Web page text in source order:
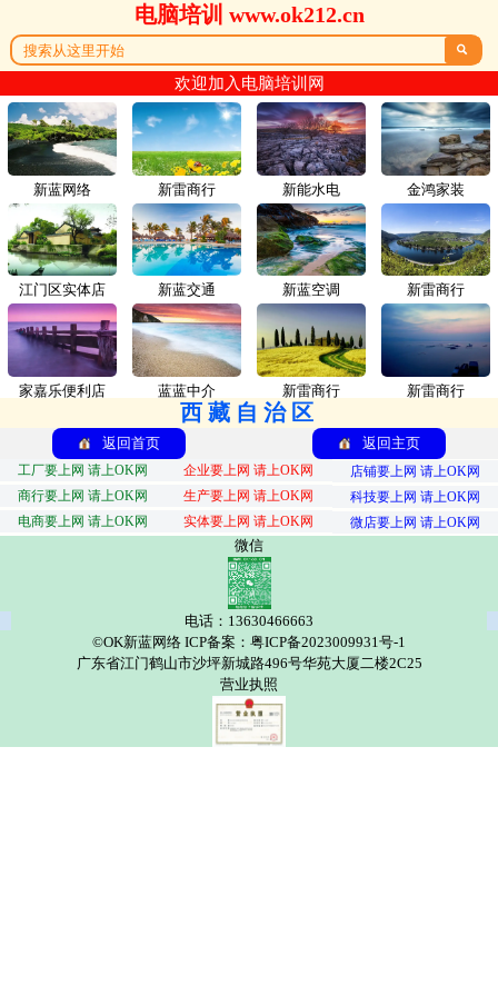
电脑培训 www.ok212.cn

欢迎加入电脑培训网
新蓝网络 新雷商行
江门区实体店 新蓝交通
家嘉乐便利店 蓝蓝中介
新能水电 金鸿家装
新蓝空调 新雷商行
新雷商行 新雷商行
西藏自治区
返回首页 返回主页
工厂要上网 请上OK网 企业要上网 请上OK网
店铺要上网 请上OK网
商行要上网 请上OK网
生产要上网 请上OK网
科技要上网 请上OK网
电商要上网 请上OK网
实体要上网 请上OK网 微店要上网 请上OK网
微信
电话：13630466663
©OK新蓝网络 ICP备案：粤ICP备2023009931号-1
广东省江门鹤山市沙坪新城路496号华苑大厦二楼2C25
营业执照